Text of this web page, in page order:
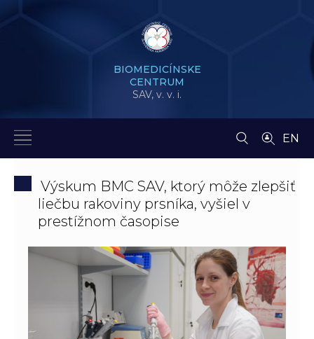
BIOMEDICÍNSKE
CENTRUM
SAV, v. v. i.
EN
Výskum BMC SAV, ktorý môže zlepšiť
liečbu rakoviny prsníka, vyšiel v
prestížnom časopise